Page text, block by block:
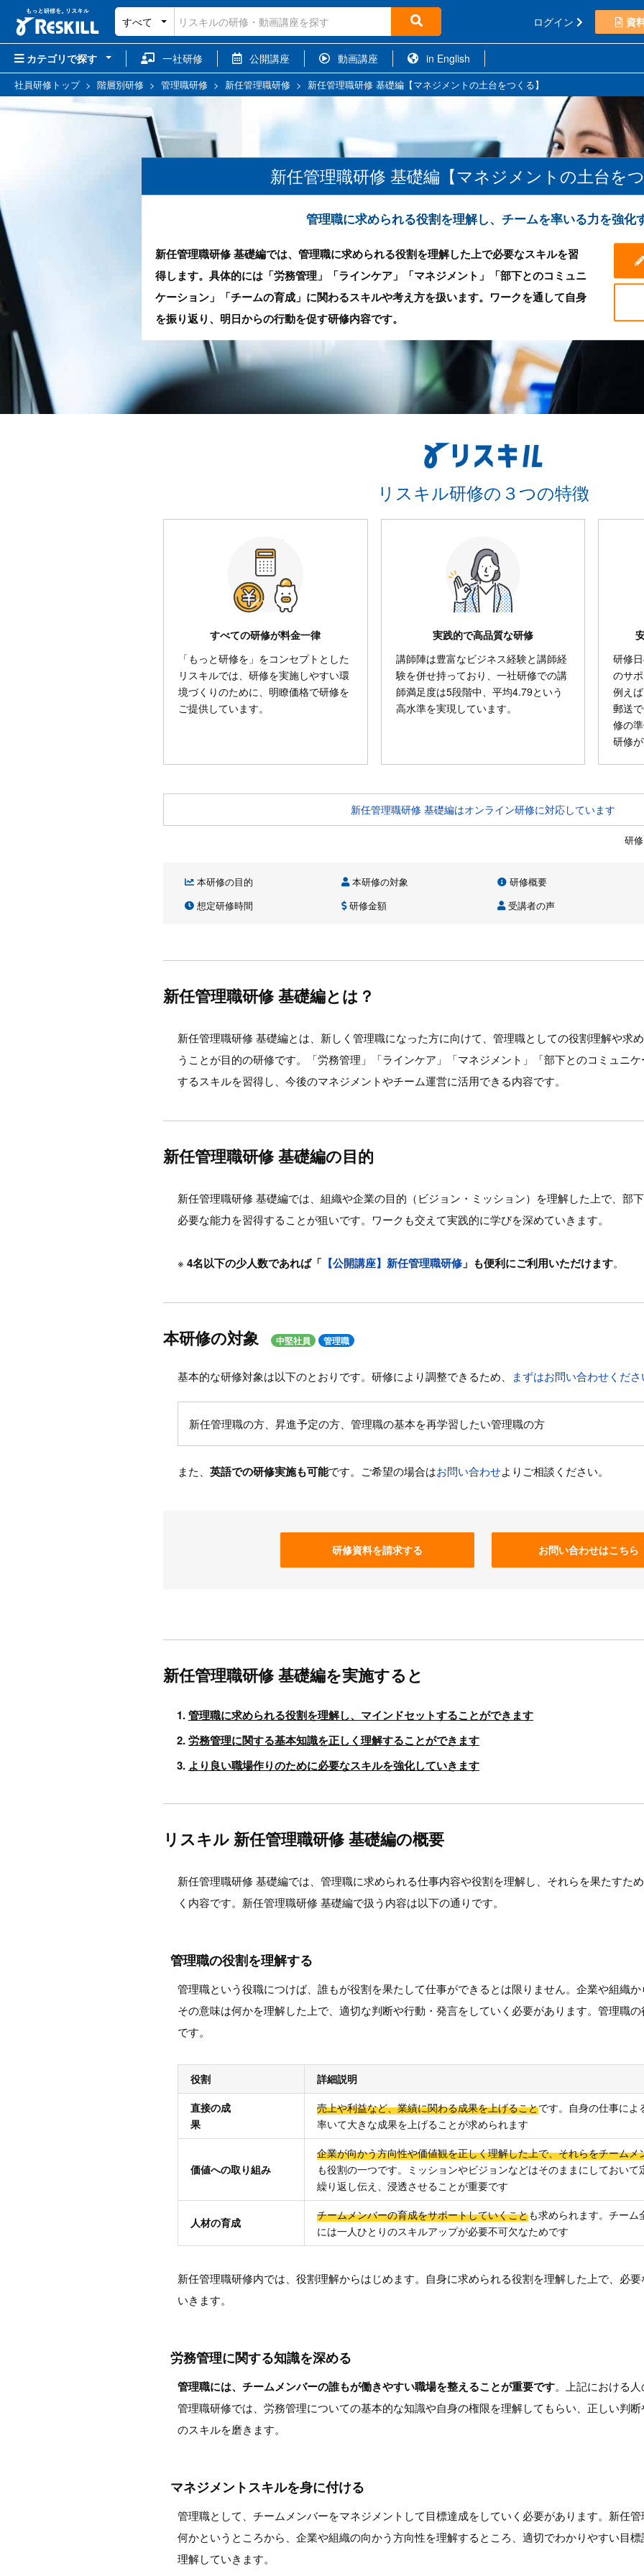
すべて ログイン 資
カテゴリで探す 一社研修 公開講座 動画講座 in English
社員研修トップ> 階層別研修 > 管理職研修 > 新任管理職研修 > 新任管理職研修 基礎編【マネジメントの土台をつくる】
新任管理職研修 基礎編【マネジメントの土台を
管理職に求められる役割を理解し、チームを率いる力を強化
新任管理職研修 基礎編では、管理職に求められる役割を理解した上で必要なスキルを習
得します。具体的には「労務管理」「ラインケア」「マネジメント」「部下とのコミュニ
ケーション」「チームの育成」に関わるスキルや考え方を扱います。ワークを通して自身
を振り返り、明日からの行動を促す研修内容です。
リスキル研修の３つの特徴
すべての研修が料金一律
「もっと研修を」をコンセプトとした
リスキルでは、研修を実施しやすい環
境づくりのために、明瞭価格で研修を
ご提供しています。
実践的で高品質な研修
講師陣は豊富なビジネス経験と講師経
験を併せ持っており、一社研修での講
師満足度は5段階中、平均4.79という
高水準を実現しています。
研修
のサ
例え
郵送
修の
研修
新任管理職研修 基礎編はオンライン研修に対応しています
研
本研修の目的 本研修の対象
研修概要
想定研修時間
研修金額 受講者の声
新任管理職研修 基礎編とは？
新任管理職研修 基礎編とは、新しく管理職になった方に向けて、管理職としての役割理解や求
うことが目的の研修です。「労務管理」「ラインケア」「マネジメント」「部下とのコミュニ
するスキルを習得し、今後のマネジメントやチーム運営に活用できる内容です。
新任管理職研修 基礎編の目的
新任管理職研修 基礎編では、組織や企業の目的（ビジョン・ミッション）を理解した上で、部
必要な能力を習得することが狙いです。ワークも交えて実践的に学びを深めていきます。
※ 4名以下の少人数であれば「 【公開講座】新任管理職研修」も便利にご利用いただけます。
本研修の対象 中堅社員 管理職
基本的な研修対象は以下のとおりです。研修により調整できるため、 まずはお問い合わせくださ
新任管理職の方、昇進予定の方、管理職の基本を再学習したい管理職の方
また、 英語での研修実施も可能です。ご希望の場合はお問い合わせよりご相談ください。
研修資料を請求する お問い合わせはこちら
新任管理職研修 基礎編を実施すると
管理職に求められる役割を理解し、マインドセットすることができます
労務管理に関する基本知識を正しく理解することができます
より良い職場作りのために必要なスキルを強化していきます
リスキル 新任管理職研修 基礎編の概要
新任管理職研修 基礎編では、管理職に求められる仕事内容や役割を理解し、それらを果たすた
く内容です。新任管理職研修 基礎編で扱う内容は以下の通りです。
管理職の役割を理解する
管理職という役職につけば、誰もが役割を果たして仕事ができるとは限りません。企業や組織
その意味は何かを理解した上で、適切な判断や行動・発言をしていく必要があります。管理職
です。
役割
詳細説明
直接の成
果
売上や利益など、業績に関わる成果を上げることです。自身の仕事に
率いて大きな成果を上げることが求められます
価値への取り組み
企業が向かう方向性や価値観を正しく理解した上で、それらをチーム
も役割の一つです。ミッションやビジョンなどはそのままにしておい
繰り返し伝え、浸透させることが重要です
人材の育成
チームメンバーの育成をサポートしていくことも求められます。チー
には一人ひとりのスキルアップが必要不可欠なためです
新任管理職研修内では、役割理解からはじめます。自身に求められる役割を理解した上で、必
いきます。
労務管理に関する知識を深める
管理職には、チームメンバーの誰もが働きやすい職場を整えることが重要です。上記における
管理職研修では、労務管理についての基本的な知識や自身の権限を理解してもらい、正しい判
のスキルを磨きます。
マネジメントスキルを身に付ける
管理職として、チームメンバーをマネジメントして目標達成をしていく必要があります。新任
何かというところから、企業や組織の向かう方向性を理解するところ、適切でわかりやすい目
理解していきます。